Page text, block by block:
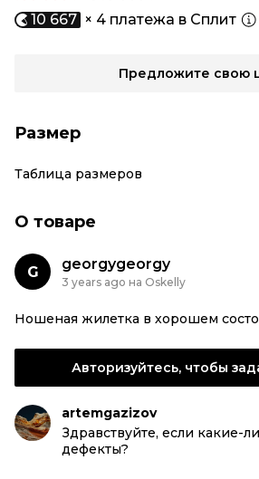
10 667 × 4 платежа в Сплит
Предложите свою
Размер
Таблица размеров
О товаре
G georgygeorgy
3 years ago на Oskelly
Ношеная жилетка в хорошем
Авторизуйтесь, чтобы
artemgazizov
Здравствуйте, если какие-
дефекты?